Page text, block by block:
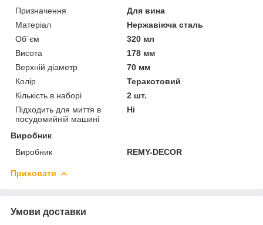
Призначення
Для вина
Матеріал
Нержавіюча сталь
Об`єм
320 мл
Висота
178 мм
Верхній діаметр
70 мм
Колір
Теракотовий
Кількість в наборі
2 шт.
Підходить для миття в
посудомийній машині
Ні
Виробник
Виробник
REMY-DECOR
Приховати
Умови доставки